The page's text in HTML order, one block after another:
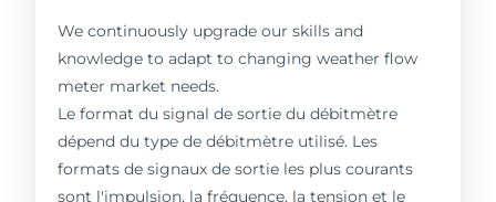
We continuously upgrade our skills and
knowledge to adapt to changing weather flow
meter market needs.
Le format du signal de sortie du débitmètre
dépend du type de débitmètre utilisé. Les
formats de signaux de sortie les plus courants
sont l'impulsion, la fréquence, la tension et le